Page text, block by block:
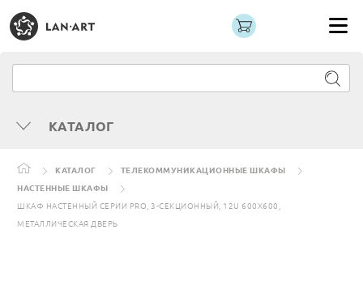
КАТАЛОГ
КАТАЛОГ
ТЕЛЕКОММУНИКАЦИОННЫЕ ШКАФЫ
НАСТЕННЫЕ ШКАФЫ
ШКАФ НАСТЕННЫЙ СЕРИИ PRO, 3-СЕКЦИОННЫЙ, 12U 600X600,
МЕТАЛЛИЧЕСКАЯ ДВЕРЬ